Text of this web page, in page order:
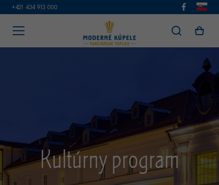
+421 434 913 000
Kultúrny program